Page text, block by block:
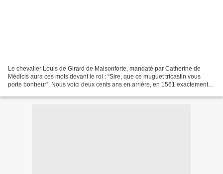
Le chevalier Louis de Girard de Maisonforte, mandaté par Catherine de
Médicis aura ces mots devant le roi : “Sire, que ce muguet tricastin vous
porte bonheur”. Nous voici deux cents ans en arrière, en 1561 exactement.